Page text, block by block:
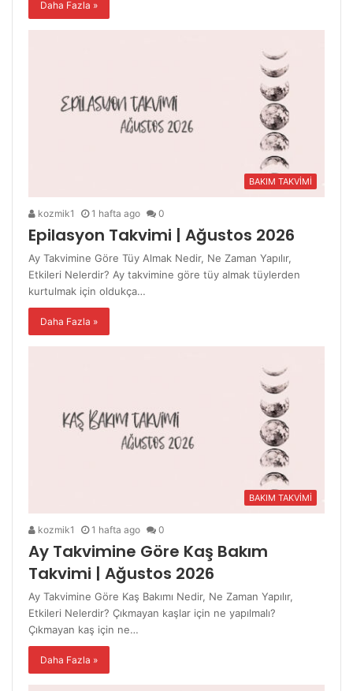
Daha Fazla »
BAKIM TAKVİMİ
kozmik1 1 hafta ago 0
Epilasyon Takvimi | Ağustos 2026
Ay Takvimine Göre Tüy Almak Nedir, Ne Zaman Yapılır,
Etkileri Nelerdir? Ay takvimine göre tüy almak tüylerden
kurtulmak için oldukça…
Daha Fazla »
BAKIM TAKVİMİ
kozmik1 1 hafta ago 0
Ay Takvimine Göre Kaş Bakım
Takvimi | Ağustos 2026
Ay Takvimine Göre Kaş Bakımı Nedir, Ne Zaman Yapılır,
Etkileri Nelerdir? Çıkmayan kaşlar için ne yapılmalı?
Çıkmayan kaş için ne…
Daha Fazla »